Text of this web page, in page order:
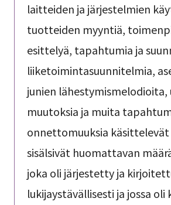
laitteiden ja järjestelmien
tuotteiden myyntiä,
esittelyä, tapahtumia ja
liiketoimintasuunnitelmia,
junien lähestymismelodioita,
muutoksia ja muita
onnettomuuksia
sisälsivät huomattavan
joka oli järjestetty ja
lukijaystävällisesti ja jossa